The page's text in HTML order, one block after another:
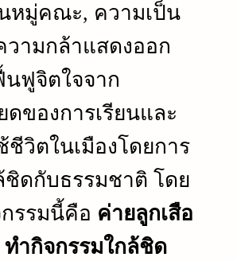
หมู่คณะ, ความเป็น
วามกล้าแสดงออก
ฟูจิตใจจาก
ดของการเรียนและ
ชีวิตในเมืองโดยการ
ชิดกับธรรมชาติ โดย
รรมนี้คือ ค่ายลูกเสือ
ำกิจกรรมใกล้ชิด